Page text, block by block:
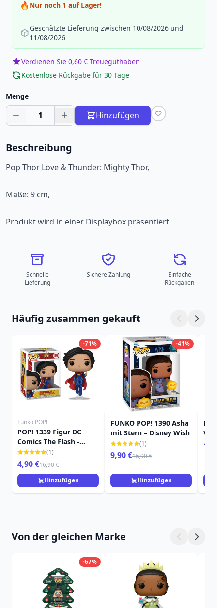
🔥 Nur noch 1 auf Lager!
Geschätzte Lieferung zwischen 10/08/2026 und
11/08/2026
Verdienen Sie 0,60 € Treueguthaben
Kostenlose Rückgabe für 30 Tage
Menge
1 Hinzufügen
Beschreibung
Pop Thor Love & Thunder: Mighty Thor,
Maße: 9 cm,
Produkt wird in einer Displaybox präsentiert.
Schnelle
Lieferung
Sichere Zahlung
Einfache
Rückgaben
Häufig zusammen gekauft
-71%
Funko POP!
POP! 1339 Figur DC
Comics The Flash -
Supergirl(1)
4,90 €16,90 €
Hinzufügen
-41%
FUNKO POP! 1390 Asha
mit Stern – Disney Wish
(1)
9,90 €16,90 €
Hinzufügen
Von der gleichen Marke
-67%